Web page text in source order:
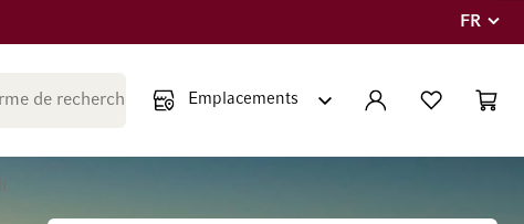
Langue
FR
COMPTE LISTE
PANIER